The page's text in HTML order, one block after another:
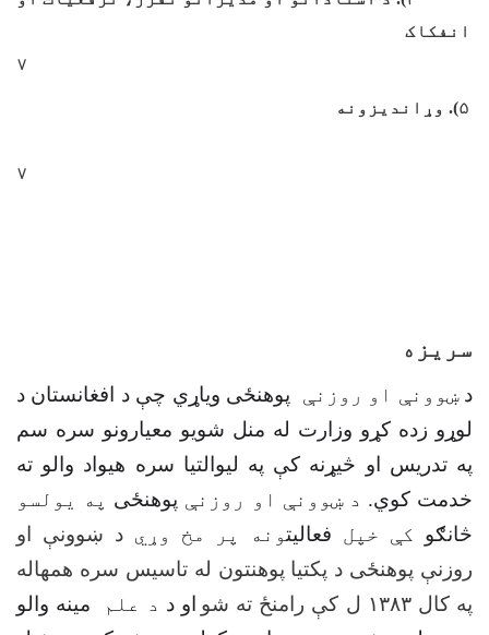
انفکاک
۵). وړانديزونه
سريزه
دښوونې او روزنې
پوهنځی ویاړي چې د افغانستان د
لوړو زده کړو وزارت له منل شویو معیارونو سره سم
په تدریس او څیړنه کې په لیوالتیا سره هیواد والو ته
خدمت کوي. د ښوونې او روزنې پوهنځی په يولسو
څانګو
کې خپل فعالیتونه پر مخ وړيد ښوونې او
روزنې پوهنځی د پکتیا پوهنتون له تاسیس سره همهاله
په کال ۱۳۸۳ ل کې رامنځ ته شو
او د د علم
مینه والو